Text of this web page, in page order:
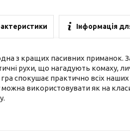
Інформація
з кращих пасивних приманок.
рухи, що нагадують комаху,
гра спокушає практично всіх
використовувати як на